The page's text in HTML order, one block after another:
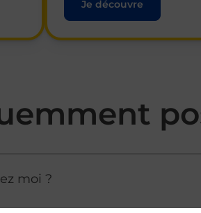
Je découvre
moi ?